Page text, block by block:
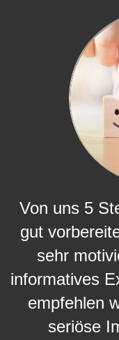
Von uns 5
gut
sehr
informatives
empfehlen
seriöse